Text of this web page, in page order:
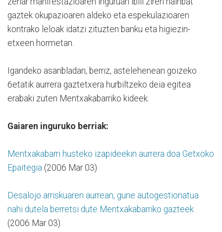
gaztek okupazioaren aldeko eta espekulazioaren
kontrako leloak idatzi zituzten banku eta higiezin-
etxeen hormetan.
Igandeko asanbladan, berriz, astelehenean goizeko
6etatik aurrera gaztetxera hurbiltzeko deia egitea
erabaki zuten Mentxakabarriko kideek.
Gaiaren inguruko berriak:
Mentxakabarri husteko izapideekin aurrera doa Getxoko
Epaitegia (2006 Mar 03)
Desalojo arriskuaren aurrean, gune autogestionatua
nahi dutela berretsi dute Mentxakabarriko gazteek
(2006 Mar 03)